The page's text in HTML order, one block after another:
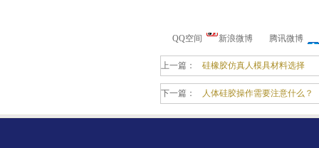
QQ空间 新浪微博 腾讯微博
上一篇： 硅橡胶仿真人模具材料选择
下一篇： 人体硅胶操作需要注意什么？